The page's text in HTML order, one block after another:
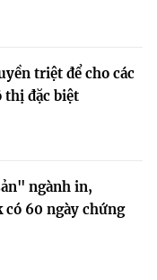
triệt để cho các
thị đặc biệt
ngành in,
có 60 ngày chứng